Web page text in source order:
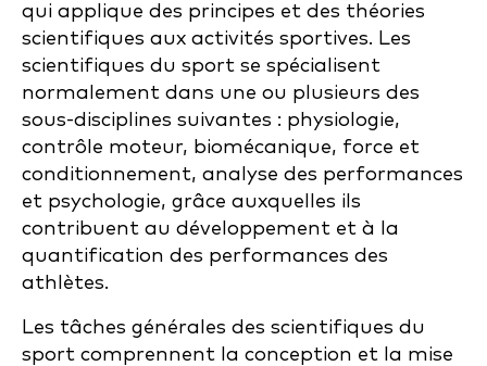
qui applique des principes et des théories
scientifiques aux activités sportives. Les
scientifiques du sport se spécialisent
normalement dans une ou plusieurs des
sous-disciplines suivantes : physiologie,
contrôle moteur, biomécanique, force et
conditionnement, analyse des performances
et psychologie, grâce auxquelles ils
contribuent au développement et à la
quantification des performances des
athlètes.
Les tâches générales des scientifiques du
sport comprennent la conception et la mise